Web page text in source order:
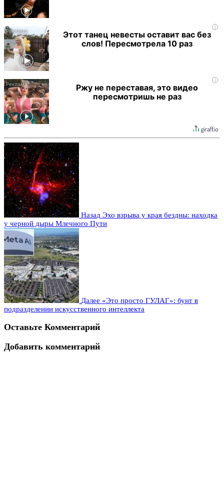
i
Этот танец невесты оставит вас без
слов! Пересмотрела 10 раз
i
Ржу не переставая, это видео
пересмотришь не раз
Назад Эхо взрыва у края бездны: находка
у черной дыры Млечного Пути
Далее «Это просто ГУЛАГ»: бунт в
подразделении искусственного интеллекта
Оставьте Комментарий
Добавить комментарий